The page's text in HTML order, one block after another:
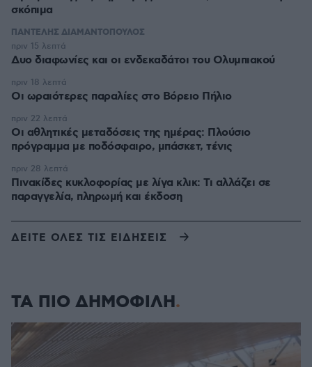
σκόπιμα
ΠΑΝΤΕΛΗΣ ΔΙΑΜΑΝΤΟΠΟΥΛΟΣ
Δυο διαφωνίες και οι ενδεκαδάτοι του Ολυμπιακού
πριν 15 λεπτά
Οι ωραιότερες παραλίες στο Βόρειο Πήλιο
πριν 18 λεπτά
Οι αθλητικές μεταδόσεις της ημέρας: Πλούσιο
πρόγραμμα με ποδόσφαιρο, μπάσκετ, τένις
πριν 22 λεπτά
Πινακίδες κυκλοφορίας με λίγα κλικ: Τι αλλάζει σε
παραγγελία, πληρωμή και έκδοση
πριν 28 λεπτά
ΔΕΙΤΕ ΟΛΕΣ ΤΙΣ ΕΙΔΗΣΕΙΣ
ΤΑ ΠΙΟ ΔΗΜΟΦΙΛΗ